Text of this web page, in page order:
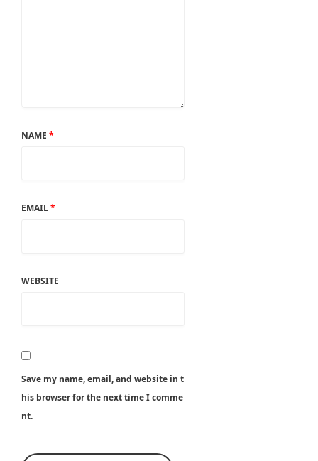
NAME *
EMAIL*
WEBSITE
Save my name, email, and website in t
his browser for the next time I comme
nt.